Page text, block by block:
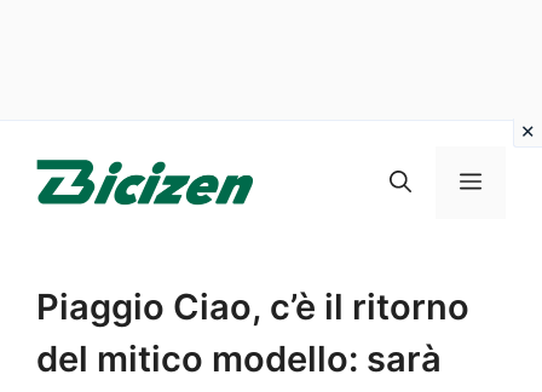
Menu
Piaggio Ciao, c’è il ritorno
del mitico modello: sarà